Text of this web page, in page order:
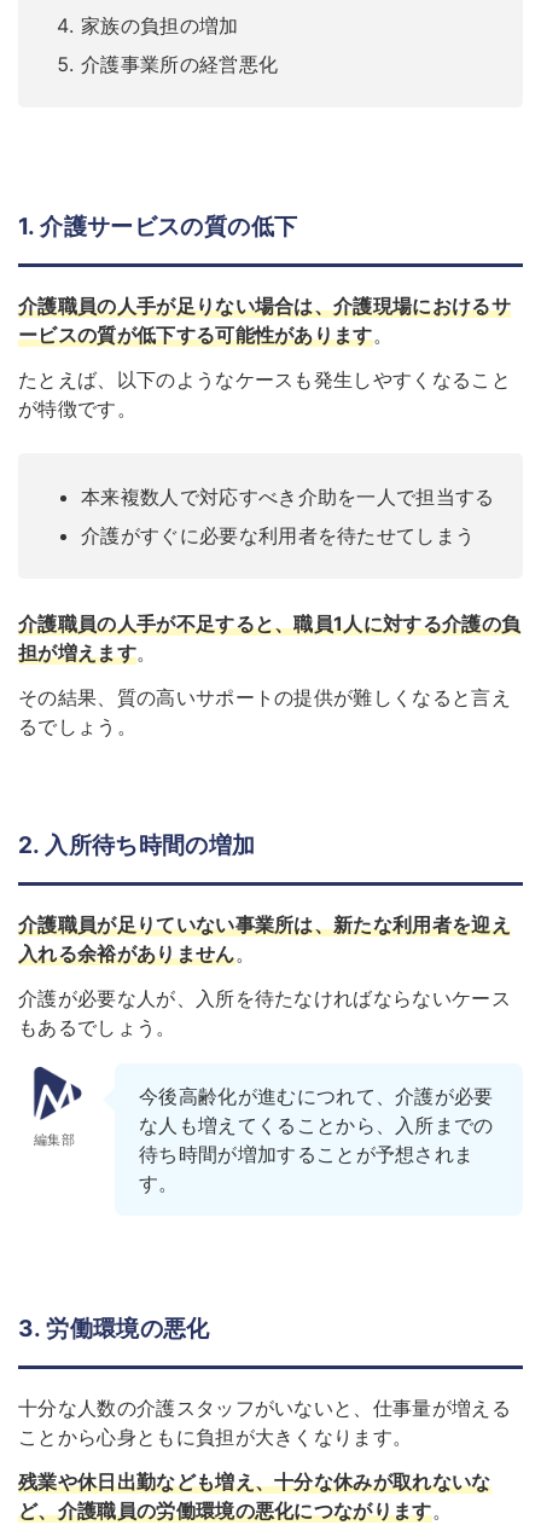
家族の負担の増加
介護事業所の経営悪化
1. 介護サービスの質の低下
介護職員の人手が足りない場合は、介護現場におけるサ
ービスの質が低下する可能性があります。
たとえば、以下のようなケースも発生しやすくなること
が特徴です。
本来複数人で対応すべき介助を一人で担当する
介護がすぐに必要な利用者を待たせてしまう
介護職員の人手が不足すると、職員1人に対する介護の負
担が増えます。
その結果、質の高いサポートの提供が難しくなると言え
るでしょう。
2. 入所待ち時間の増加
介護職員が足りていない事業所は、新たな利用者を迎え
入れる余裕がありません。
介護が必要な人が、入所を待たなければならないケース
もあるでしょう。
編集部
今後高齢化が進むにつれて、介護が必要
な人も増えてくることから、入所までの
待ち時間が増加することが予想されま
す。
3. 労働環境の悪化
十分な人数の介護スタッフがいないと、仕事量が増える
ことから心身ともに負担が大きくなります。
残業や休日出勤なども増え、十分な休みが取れないな
ど、介護職員の労働環境の悪化につながります。